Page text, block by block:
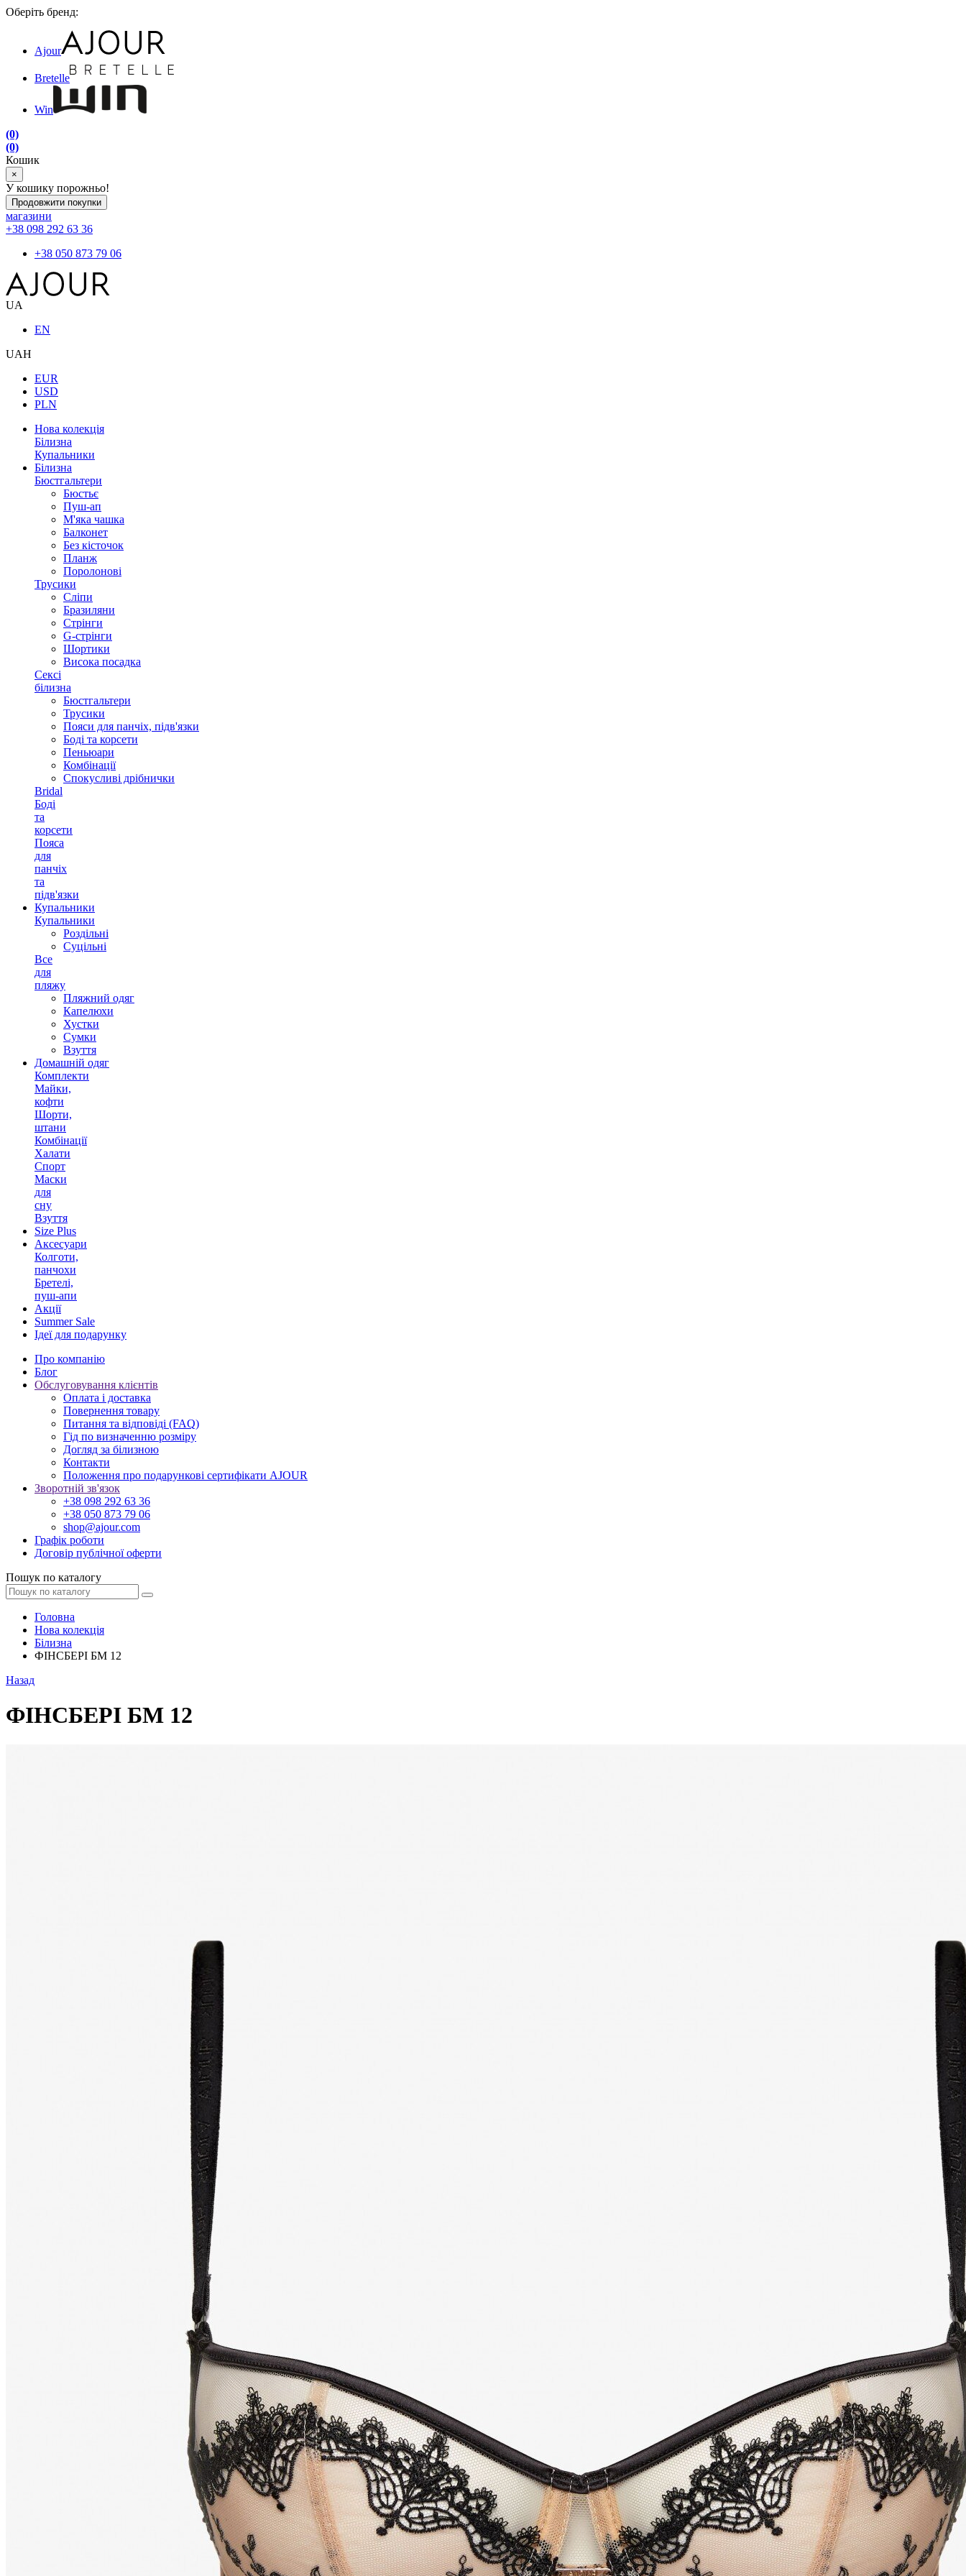
Оберіть бренд:
Ajour
Bretelle
Win
(0)
(0)
Кошик
×
У кошику порожньо!
Продовжити покупки
магазини
+38 098 292 63 36
+38 050 873 79 06
UA
EN
UAH
EUR
USD
PLN
Нова колекція
Білизна
Купальники
Білизна
Бюстгальтери
Бюстьє
Пуш-ап
М'яка чашка
Балконет
Без кісточок
Планж
Поролонові
Трусики
Сліпи
Бразиляни
Стрінги
G-стрінги
Шортики
Висока посадка
Сексі
білизна
Бюстгальтери
Трусики
Пояси для панчіх, підв'язки
Боді та корсети
Пеньюари
Комбінації
Спокусливі дрібнички
Bridal
Боді
та
корсети
Пояса
для
панчіх
та
підв'язки
Купальники
Купальники
Роздільні
Суцільні
Все
для
пляжу
Пляжний одяг
Капелюхи
Хустки
Сумки
Взуття
Домашній одяг
Комплекти
Майки,
кофти
Шорти,
штани
Комбінації
Халати
Спорт
Маски
для
сну
Взуття
Size Plus
Аксесуари
Колготи,
панчохи
Бретелі,
пуш-апи
Акції
Summer Sale
Ідеї для подарунку
Про компанію
Блог
Обслуговування клієнтів
Оплата і доставка
Повернення товару
Питання та відповіді (FAQ)
Гід по визначенню розміру
Догляд за білизною
Контакти
Положення про подарункові сертифікати AJOUR
Зворотній зв'язок
+38 098 292 63 36
+38 050 873 79 06
shop@ajour.com
Графік роботи
Договір публічної оферти
Пошук по каталогу
Головна
Нова колекція
Білизна
ФІНСБЕРІ БМ 12
Назад
ФІНСБЕРІ БМ 12